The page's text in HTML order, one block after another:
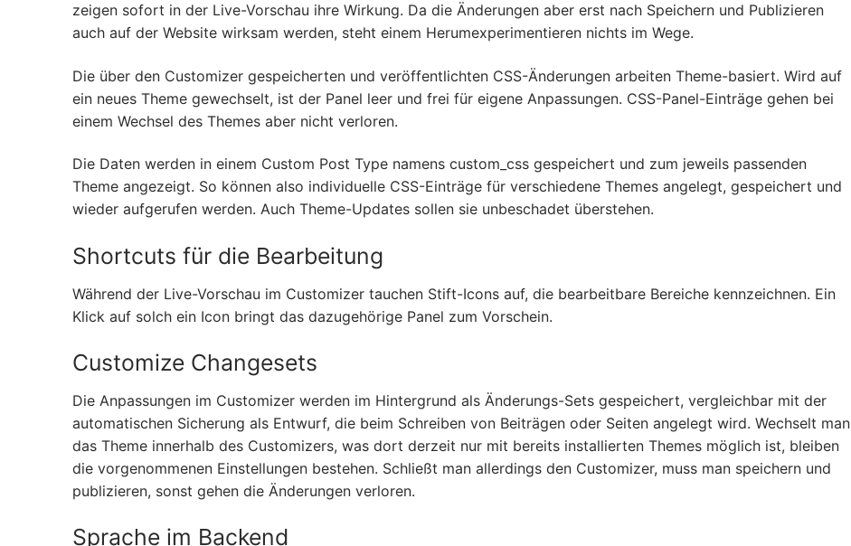
zeigen sofort in der Live-Vorschau ihre Wirkung. Da die Änderungen aber erst nach Speichern und Publizieren
auch auf der Website wirksam werden, steht einem Herumexperimentieren nichts im Wege.
Die über den Customizer gespeicherten und veröffentlichten CSS-Änderungen arbeiten Theme-basiert. Wird auf
ein neues Theme gewechselt, ist der Panel leer und frei für eigene Anpassungen. CSS-Panel-Einträge gehen bei
einem Wechsel des Themes aber nicht verloren.
Die Daten werden in einem Custom Post Type namens custom_css gespeichert und zum jeweils passenden
Theme angezeigt. So können also individuelle CSS-Einträge für verschiedene Themes angelegt, gespeichert und
wieder aufgerufen werden. Auch Theme-Updates sollen sie unbeschadet überstehen.
Shortcuts für die Bearbeitung
Während der Live-Vorschau im Customizer tauchen Stift-Icons auf, die bearbeitbare Bereiche kennzeichnen. Ein
Klick auf solch ein Icon bringt das dazugehörige Panel zum Vorschein.
Customize Changesets
Die Anpassungen im Customizer werden im Hintergrund als Änderungs-Sets gespeichert, vergleichbar mit der
automatischen Sicherung als Entwurf, die beim Schreiben von Beiträgen oder Seiten angelegt wird. Wechselt man
das Theme innerhalb des Customizers, was dort derzeit nur mit bereits installierten Themes möglich ist, bleiben
die vorgenommenen Einstellungen bestehen. Schließt man allerdings den Customizer, muss man speichern und
publizieren, sonst gehen die Änderungen verloren.
Sprache im Backend